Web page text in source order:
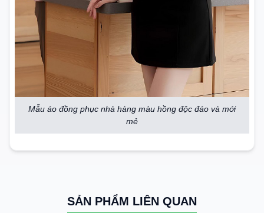
Mẫu áo đồng phục nhà hàng màu hồng độc đáo và mới
mẻ
SẢN PHẨM LIÊN QUAN